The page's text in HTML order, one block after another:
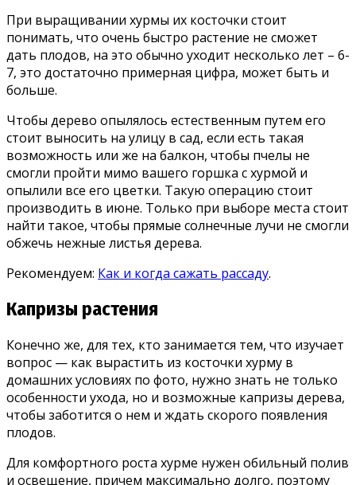
При выращивании хурмы их косточки стоит
понимать, что очень быстро растение не сможет
дать плодов, на это обычно уходит несколько лет – 6-
7, это достаточно примерная цифра, может быть и
больше.
Чтобы дерево опылялось естественным путем его
стоит выносить на улицу в сад, если есть такая
возможность или же на балкон, чтобы пчелы не
смогли пройти мимо вашего горшка с хурмой и
опылили все его цветки. Такую операцию стоит
производить в июне. Только при выборе места стоит
найти такое, чтобы прямые солнечные лучи не смогли
обжечь нежные листья дерева.
Рекомендуем: Как и когда сажать рассаду.
Капризы растения
Конечно же, для тех, кто занимается тем, что изучает
вопрос — как вырастить из косточки хурму в
домашних условиях по фото, нужно знать не только
особенности ухода, но и возможные капризы дерева,
чтобы заботится о нем и ждать скорого появления
плодов.
Для комфортного роста хурме нужен обильный полив
и освещение, причем максимально долго, поэтому